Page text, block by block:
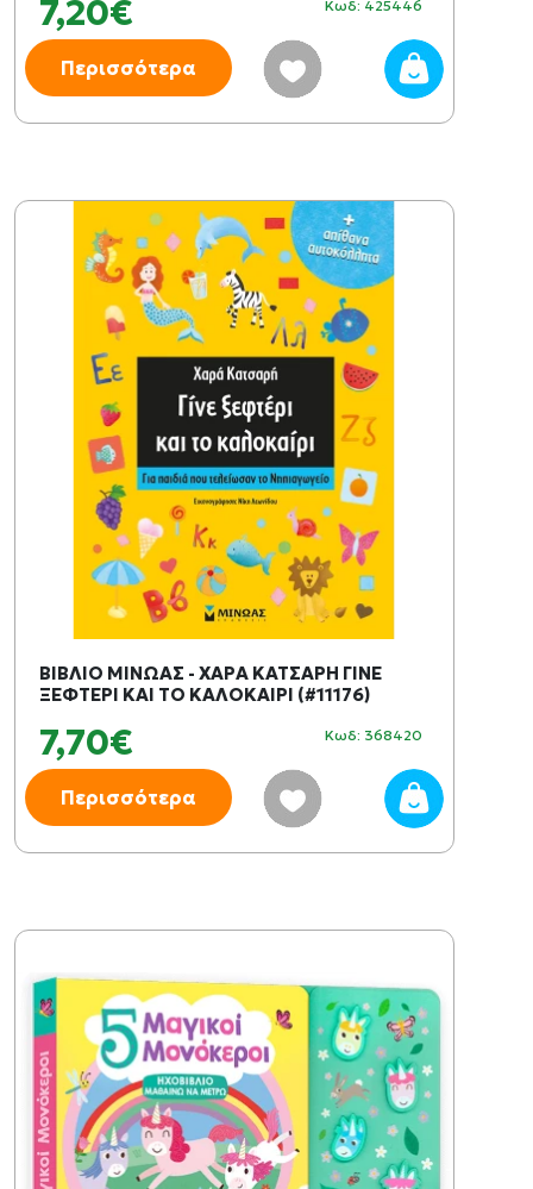
7,20€ Κωδ: 425446
Περισσότερα
ΒΙΒΛΙΟ ΜΙΝΩΑΣ - ΧΑΡΑ ΚΑΤΣΑΡΗ ΓΙΝΕ
ΞΕΦΤΕΡΙ ΚΑΙ ΤΟ ΚΑΛΟΚΑΙΡΙ (#11176)
7,70€ Κωδ: 368420
Περισσότερα